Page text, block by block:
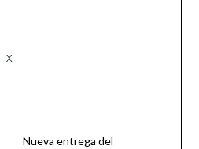
X
Nueva entrega del